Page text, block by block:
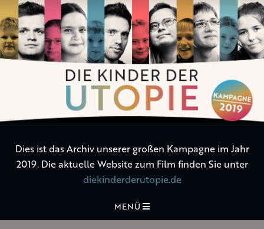
Die
Kinder
der
Dies ist das Archiv unserer großen Kampagne im Jahr
2019. Die aktuelle Website zum Film finden Sie unter
diekinderderutopie.de
MENÜ